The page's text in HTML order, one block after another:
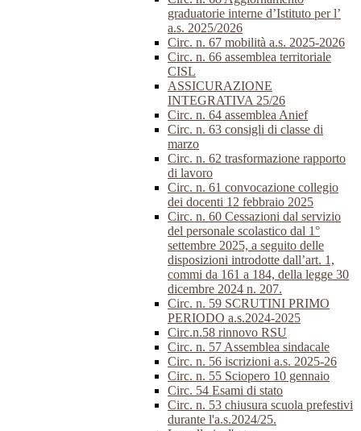
graduatorie interne d’Istituto per l’
a.s. 2025/2026
Circ. n. 67 mobilità a.s. 2025-2026
Circ. n. 66 assemblea territoriale
CISL
ASSICURAZIONE
INTEGRATIVA 25/26
Circ. n. 64 assemblea Anief
Circ. n. 63 consigli di classe di
marzo
Circ. n. 62 trasformazione rapporto
di lavoro
Circ. n. 61 convocazione collegio
dei docenti 12 febbraio 2025
Circ. n. 60 Cessazioni dal servizio
del personale scolastico dal 1°
settembre 2025, a seguito delle
disposizioni introdotte dall’art. 1,
commi da 161 a 184, della legge 30
dicembre 2024 n. 207.
Circ. n. 59 SCRUTINI PRIMO
PERIODO a.s.2024-2025
Circ.n.58 rinnovo RSU
Circ. n. 57 Assemblea sindacale
Circ. n. 56 iscrizioni a.s. 2025-26
Circ. n. 55 Sciopero 10 gennaio
Circ. 54 Esami di stato
Circ. n. 53 chiusura scuola prefestivi
durante l'a.s.2024/25.